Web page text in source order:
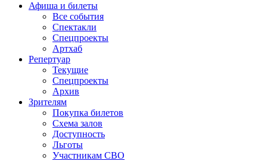
Афиша и билеты
Все события
Спектакли
Спецпроекты
Артхаб
Репертуар
Текущие
Спецпроекты
Архив
Зрителям
Покупка билетов
Схема залов
Доступность
Льготы
Участникам СВО